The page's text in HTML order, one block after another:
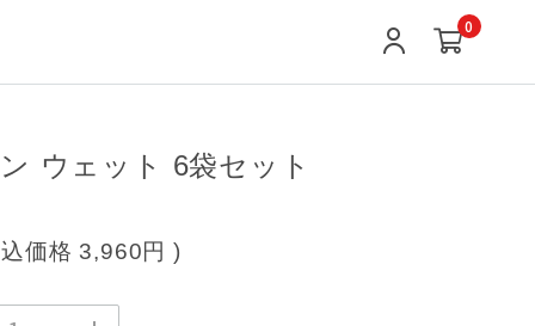
0
ウェット 6袋セット
価格 3,960円 )